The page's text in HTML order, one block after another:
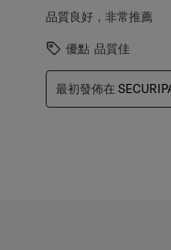
品質良好，非常推薦
優點 品質佳
最初發佈在